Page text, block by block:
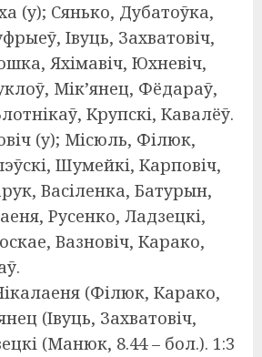
(у); Сянько, Дубатоўка,
Івуць, Захватовіч,
Яхімавіч, Юхневіч,
Мік’янец, Фёдараў,
Крупскі, Кавалёў.
(у); Місюль, Філюк,
Шумейкі, Карповіч,
Васіленка, Батурын,
Русенко, Ладзецкі,
Вазновіч, Карако,
(Філюк, Карако,
(Івуць, Захватовіч,
(Манюк, 8.44 – бол.). 1:3